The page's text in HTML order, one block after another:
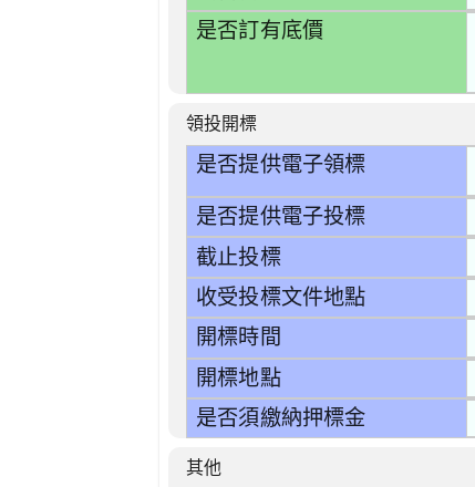
是否訂有底價
領投開標
是否提供電子領標
是否提供電子投標
截止投標
收受投標文件地點
開標時間
開標地點
是否須繳納押標金
其他